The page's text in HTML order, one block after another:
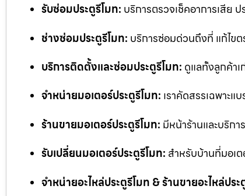
รับซ่อมประตูรีโมท: บริการตรวจเช็คอาการเสีย
ช่างซ่อมประตูรีโมท: บริการซ่อมด่วนถึงที่ แก้ไข
บริการติดตั้งและซ่อมประตูรีโมท: ดูแลทั้งลูกค้าเ
จำหน่ายมอเตอร์ประตูรีโมท: เราคัดสรรเฉพาะ
ร้านขายมอเตอร์ประตูรีโมท: มีหน้าร้านและบริก
รับเปลี่ยนมอเตอร์ประตูรีโมท: สำหรับบ้านที่มอเ
จำหน่ายอะไหล่ประตูรีโมท & ร้านขายอะไหล่ประ